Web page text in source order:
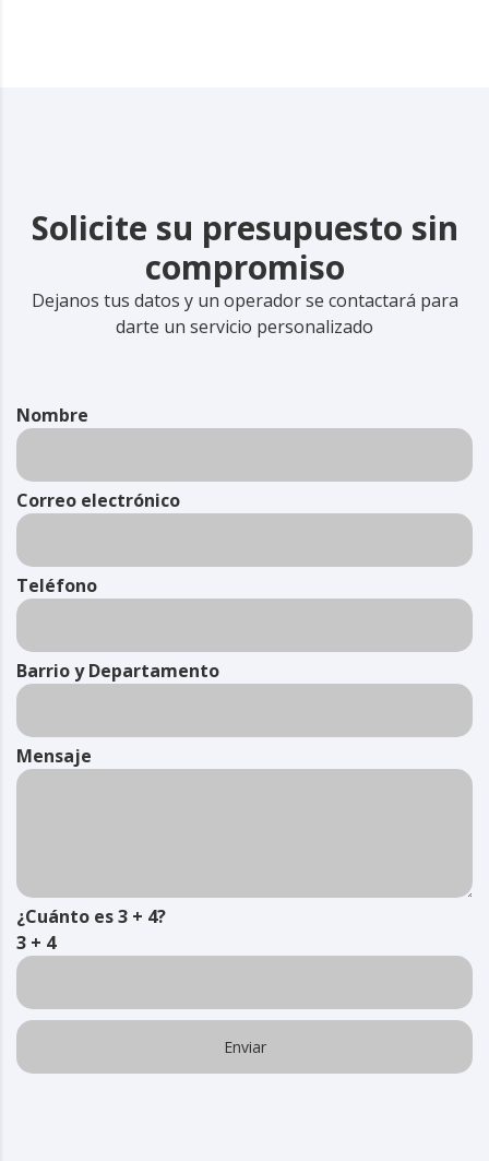
Solicite su presupuesto sin
compromiso
Dejanos tus datos y un operador se contactará para
darte un servicio personalizado
Nombre
Correo electrónico
Teléfono
Barrio y Departamento
Mensaje
¿Cuánto es 3 + 4?
3 + 4